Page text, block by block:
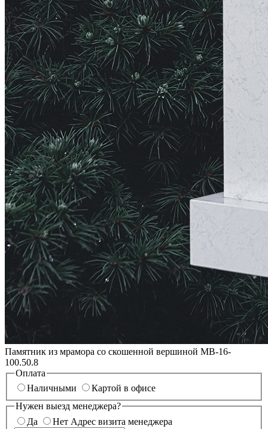
Памятник из мрамора со скошенной вершиной МВ-16-
100.50.8
Оплата
Наличными
Картой в офисе
Нужен выезд менеджера?
Да
Нет Адрес визита менеджера